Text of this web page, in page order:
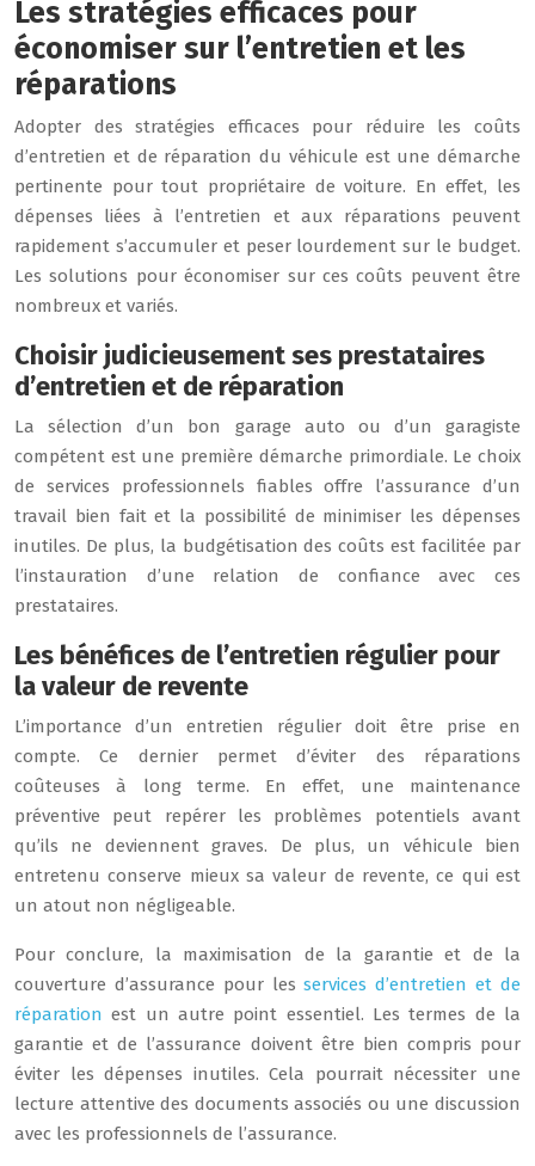
Les stratégies efficaces pour
économiser sur l’entretien et les
réparations
Adopter des stratégies efficaces pour réduire les coûts
d’entretien et de réparation du véhicule est une démarche
pertinente pour tout propriétaire de voiture. En effet, les
dépenses liées à l’entretien et aux réparations peuvent
rapidement s’accumuler et peser lourdement sur le budget.
Les solutions pour économiser sur ces coûts peuvent être
nombreux et variés.
Choisir judicieusement ses prestataires
d’entretien et de réparation
La sélection d’un bon garage auto ou d’un garagiste
compétent est une première démarche primordiale. Le choix
de services professionnels fiables offre l’assurance d’un
travail bien fait et la possibilité de minimiser les dépenses
inutiles. De plus, la budgétisation des coûts est facilitée par
l’instauration d’une relation de confiance avec ces
prestataires.
Les bénéfices de l’entretien régulier pour
la valeur de revente
L’importance d’un entretien régulier doit être prise en
compte. Ce dernier permet d’éviter des réparations
coûteuses à long terme. En effet, une maintenance
préventive peut repérer les problèmes potentiels avant
qu’ils ne deviennent graves. De plus, un véhicule bien
entretenu conserve mieux sa valeur de revente, ce qui est
un atout non négligeable.
Pour conclure, la maximisation de la garantie et de la
couverture d’assurance pour lesservices d’entretien et de
réparation est un autre point essentiel. Les termes de la
garantie et de l’assurance doivent être bien compris pour
éviter les dépenses inutiles. Cela pourrait nécessiter une
lecture attentive des documents associés ou une discussion
avec les professionnels de l’assurance.